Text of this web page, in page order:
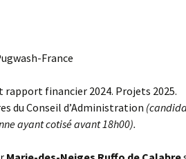
France
rapport financier 2024. Projets 2025.
du Conseil d’Administration
ayant cotisé avant 18h00).